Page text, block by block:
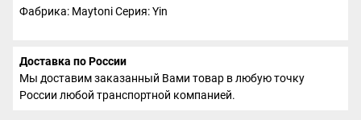
Фабрика: MaytoniСерия: Yin
Доставка по России
Мы доставим заказанный Вами товар в любую точку
России любой транспортной компанией.